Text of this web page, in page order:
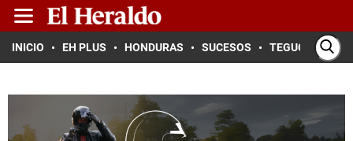
INICIO EH PLUS HONDURAS SUCESOS TEGUCIGALPA